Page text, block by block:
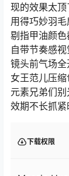
现的效果太
用得巧妙羽
剔指甲油颜
自带节奏感
镜头前气场
女王范儿压
元素兄弟们
效期不长抓紧
下载权限